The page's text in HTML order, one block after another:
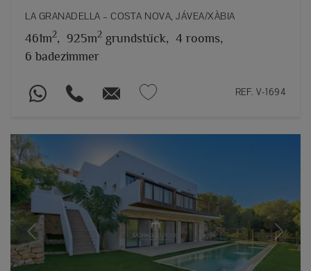
LA GRANADELLA – COSTA NOVA, JÁVEA/XÀBIA
461m2, 925m2 grundstück, 4 rooms,
6 badezimmer
REF. V-1694
Previous Next